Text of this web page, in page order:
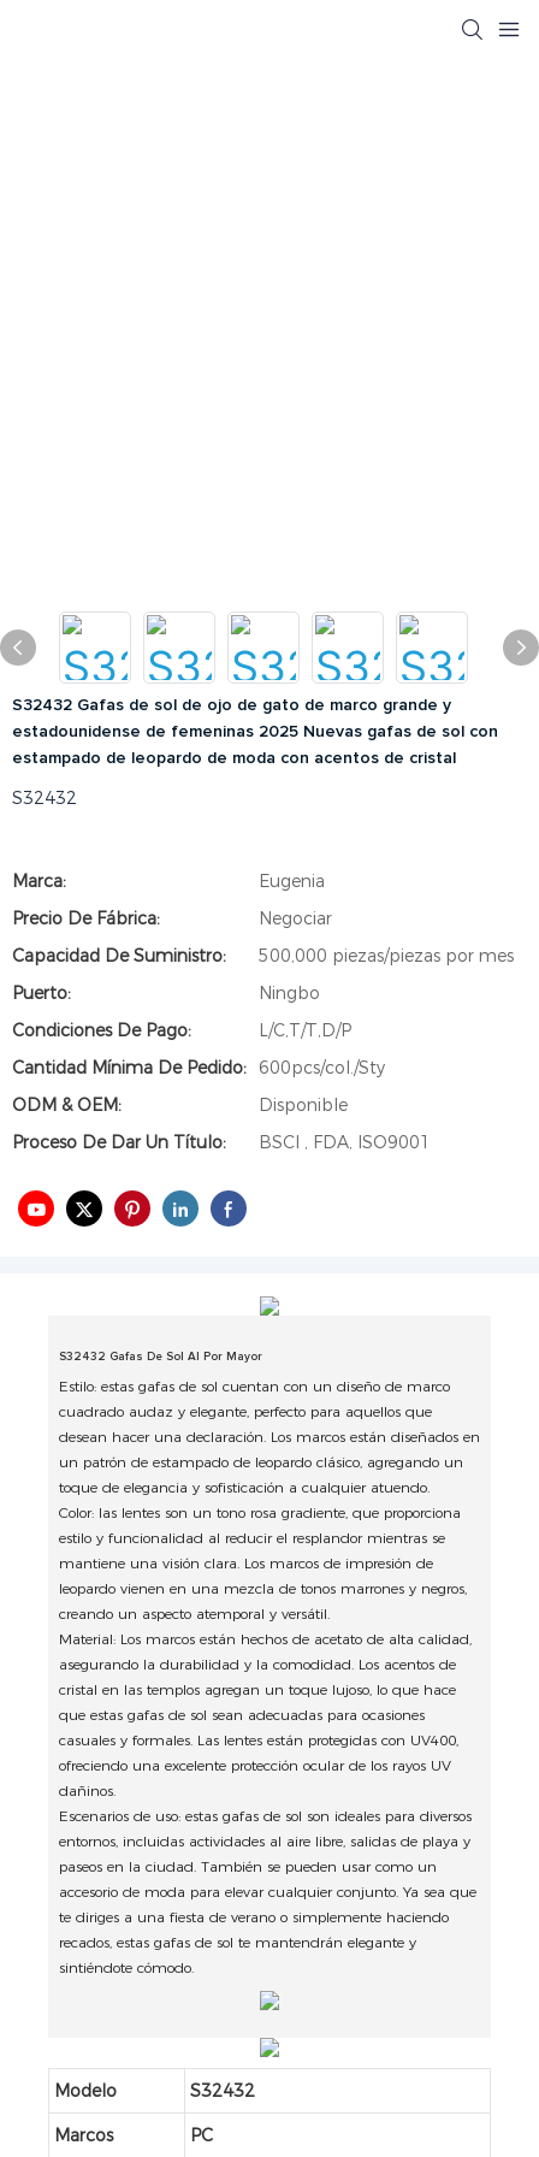
S32432 Gafas de sol de ojo de gato de marco grande y
estadounidense de femeninas 2025 Nuevas gafas de sol con
estampado de leopardo de moda con acentos de cristal
S32432
Marca:
Eugenia
Precio De Fábrica:
Negociar
Capacidad De Suministro:
500,000 piezas/piezas por mes
Puerto:
Ningbo
Condiciones De Pago:
L/C,T/T,D/P
Cantidad Mínima De Pedido:
600pcs/col./Sty
ODM & OEM:
Disponible
Proceso De Dar Un Título:
BSCI , FDA, ISO9001
S32432 Gafas De Sol Al Por Mayor
Estilo: estas gafas de sol cuentan con un diseño de marco
cuadrado audaz y elegante, perfecto para aquellos que
desean hacer una declaración. Los marcos están diseñados en
un patrón de estampado de leopardo clásico, agregando un
toque de elegancia y sofisticación a cualquier atuendo.
Color: las lentes son un tono rosa gradiente, que proporciona
estilo y funcionalidad al reducir el resplandor mientras se
mantiene una visión clara. Los marcos de impresión de
leopardo vienen en una mezcla de tonos marrones y negros,
creando un aspecto atemporal y versátil.
Material: Los marcos están hechos de acetato de alta calidad,
asegurando la durabilidad y la comodidad. Los acentos de
cristal en las templos agregan un toque lujoso, lo que hace
que estas gafas de sol sean adecuadas para ocasiones
casuales y formales. Las lentes están protegidas con UV400,
ofreciendo una excelente protección ocular de los rayos UV
dañinos.
Escenarios de uso: estas gafas de sol son ideales para diversos
entornos, incluidas actividades al aire libre, salidas de playa y
paseos en la ciudad. También se pueden usar como un
accesorio de moda para elevar cualquier conjunto. Ya sea que
te diriges a una fiesta de verano o simplemente haciendo
recados, estas gafas de sol te mantendrán elegante y
sintiéndote cómodo.
Modelo S32432
Marcos PC